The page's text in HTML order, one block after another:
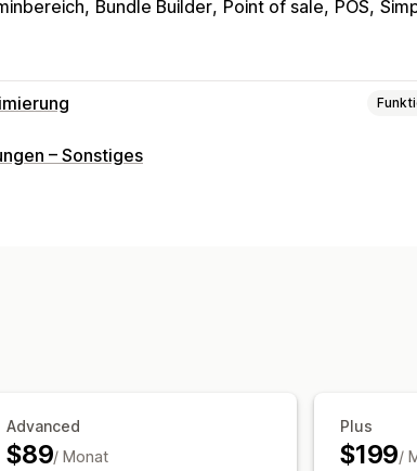
Bundle Builder Point of sale POS
und Analysen
Benachrichtigungen über niedrige
– Sonstiges
Advanced
$89/ Monat
Plus
$199/